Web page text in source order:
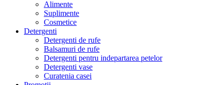
Alimente
Suplimente
Cosmetice
Detergenti
Detergenti de rufe
Balsamuri de rufe
Detergenti pentru indepartarea petelor
Detergenti vase
Curatenia casei